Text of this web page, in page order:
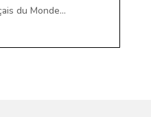
du Monde...